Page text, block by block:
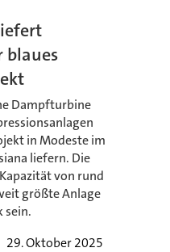
blaues
Dampfturbine
in Modeste im
liefern. Die
von rund
größte Anlage
sein.
29. Oktober 2025